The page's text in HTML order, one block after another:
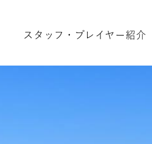
スタッフ・プレイヤー紹介